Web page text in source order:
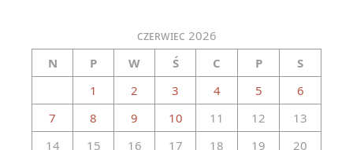
czerwiec 2026
N
P W Ś C P
S
1
2 3 4 5
6
7
8 9 10 11 12
13
14
15 16 17 18 19
20